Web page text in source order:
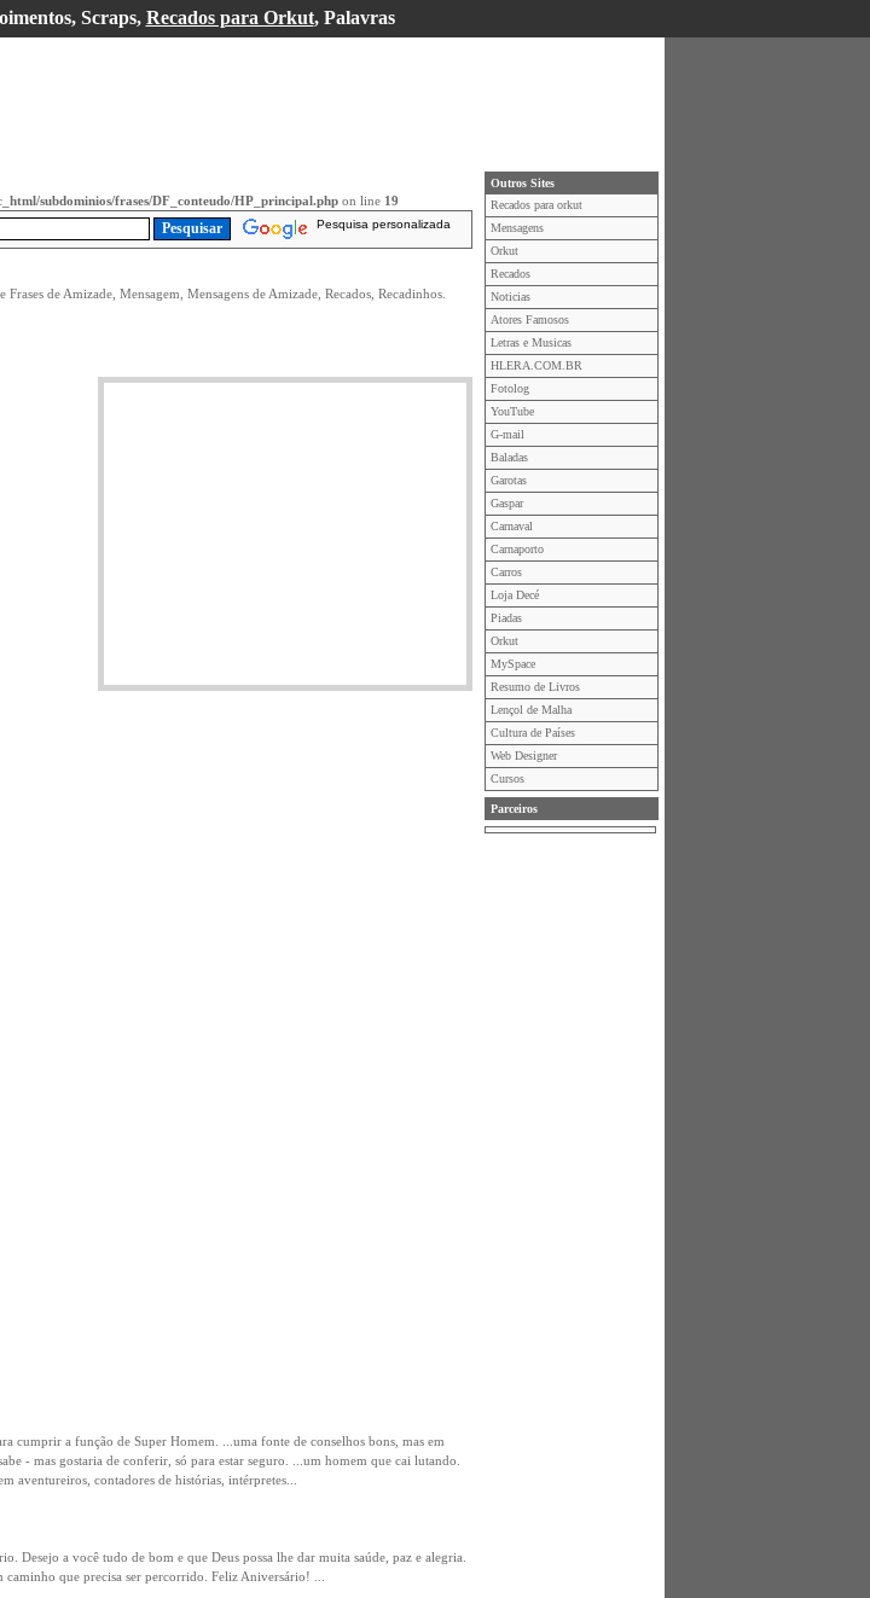
Scraps, Recados para Orkut, Palavras
subdominios/frases/DF_conteudo/HP_principal.php on line 19
Pesquisa personalizada
de Amizade, Mensagem, Mensagens de Amizade, Recados, Recadinhos.
cumprir a função de Super Homem. ...uma fonte de conselhos bons, mas em
- mas gostaria de conferir, só para estar seguro. ...um homem que cai lutando.
aventureiros, contadores de histórias, intérpretes...
Desejo a você tudo de bom e que Deus possa lhe dar muita saúde, paz e alegria.
que precisa ser percorrido. Feliz Aniversário! ...
Outros Sites
Recados para orkut
Mensagens
Orkut
Recados
Noticias
Atores Famosos
Letras e Musicas
HLERA.COM.BR
Fotolog
YouTube
G-mail
Baladas
Garotas
Gaspar
Carnaval
Carnaporto
Carros
Loja Decé
Piadas
Orkut
MySpace
Resumo de Livros
Lençol de Malha
Cultura de Países
Web Designer
Cursos
Parceiros